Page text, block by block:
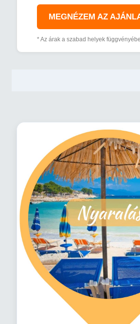
MEGNÉZEM AZ
* Az árak a szabad helyek